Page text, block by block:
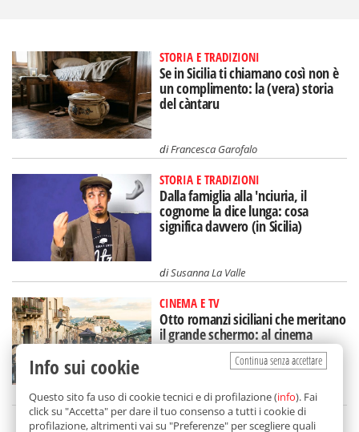
STORIA E TRADIZIONI
Se in Sicilia ti chiamano così non è
un complimento: la (vera) storia
del càntaru
diFrancesca Garofalo
STORIA E TRADIZIONI
Dalla famiglia alla 'nciuria, il
cognome la dice lunga: cosa
significa davvero (in Sicilia)
diSusanna La Valle
CINEMA E TV
Otto romanzi siciliani che meritano
il grande schermo: al cinema
un'Isola diversa
diTancredi Bua
Continua senza accettare
Info sui cookie
Questo sito fa uso di cookie tecnici e di profilazione (info). Fai
click su "Accetta" per dare il tuo consenso a tutti i cookie di
profilazione, altrimenti vai su "Preferenze" per scegliere quali